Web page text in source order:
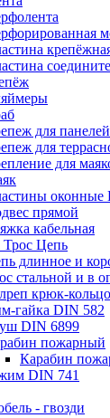
для
для
для
прямой
кабельная
Трос Цепь
длинное и
стальной и в
крюк-
гайка DIN 582
DIN 6899
пожарный
Карабин
DIN 741
- гвозди